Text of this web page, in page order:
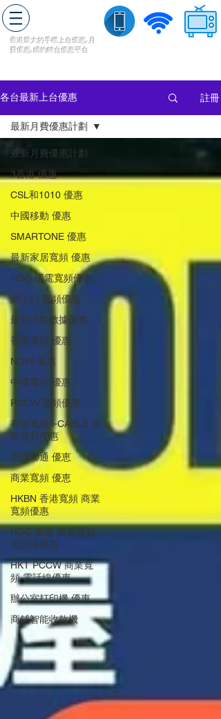
香港最大的手機上台優惠, 月
費優惠,續約轉台優惠平台
各台最新上台優惠 註冊
最新月費優惠計劃
3香港 優惠
CSL和1010 優惠
中國移動 優惠
SMARTONE 優惠
最新家居寬頻 優惠
HGC 環電寬頻優惠
網上行 寬頻優惠
最新流動數據優惠
香港寬頻 優惠
NOW 優惠
中國電信 優惠
PCCW 寬頻優惠
有線寬頻 i-CABLE 家
居寬頻優惠
中國聯通 優恵
商業寬頻 優恵
HKBN 香港寬頻 商業
寬頻優惠
HGC 環電 商業寬頻
電話線優惠
HKT PCCW 商業寬
頻 電話線優惠
辦公室打印機 優惠
商鋪智能收款機
最新月費優惠計劃